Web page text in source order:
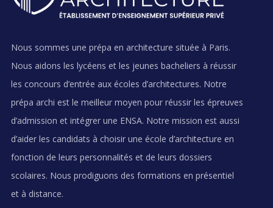
Nous sommes une prépa en architecture située à Paris.
Nous aidons les lycéens et les jeunes bacheliers à réussir
les concours d’entrée aux écoles d’architectures. Notre
prépa archi est le meilleur moyen pour réussir les épreuves
d’admission et intégrer une ENSA. Notre mission est aussi
d’aider les candidats à choisir une école d’architecture en
fonction de leurs personnalités et de leurs dossiers
scolaires. Nous prodiguons des formations en présentiel
et à distance.